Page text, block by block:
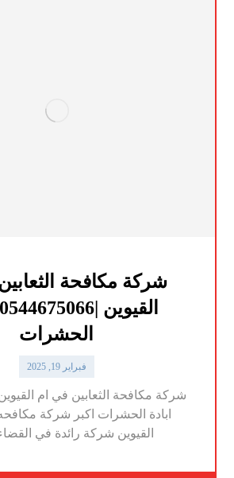
شركة مكافحة
الحشرات
فبراير 19, 2025
ابادة الحشرات اكبر شركة مكافحه
القيوين شركة رائدة في